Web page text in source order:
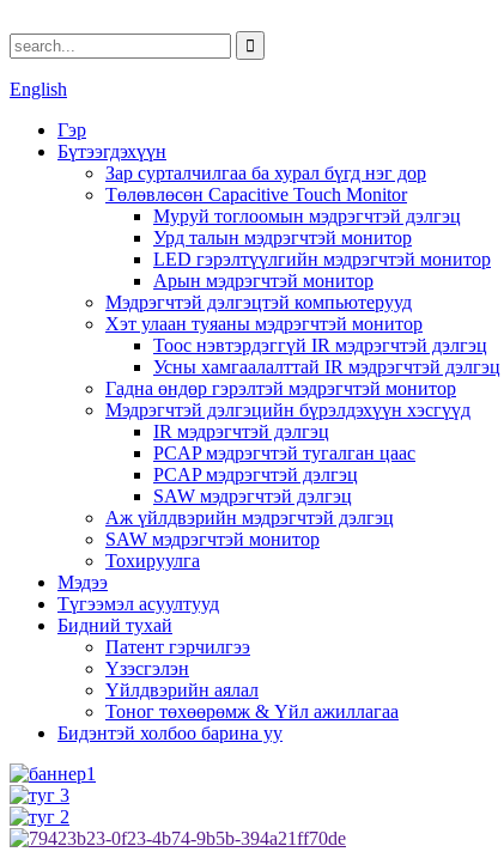
English
Гэр
Бүтээгдэхүүн
Зар сурталчилгаа ба хурал бүгд нэг дор
Төлөвлөсөн Capacitive Touch Monitor
Муруй тоглоомын мэдрэгчтэй дэлгэц
Урд талын мэдрэгчтэй монитор
LED гэрэлтүүлгийн мэдрэгчтэй монитор
Арын мэдрэгчтэй монитор
Мэдрэгчтэй дэлгэцтэй компьютерууд
Хэт улаан туяаны мэдрэгчтэй монитор
Тоос нэвтэрдэггүй IR мэдрэгчтэй дэлгэц
Усны хамгаалалттай IR мэдрэгчтэй дэлгэц
Гадна өндөр гэрэлтэй мэдрэгчтэй монитор
Мэдрэгчтэй дэлгэцийн бүрэлдэхүүн хэсгүүд
IR мэдрэгчтэй дэлгэц
PCAP мэдрэгчтэй тугалган цаас
PCAP мэдрэгчтэй дэлгэц
SAW мэдрэгчтэй дэлгэц
Аж үйлдвэрийн мэдрэгчтэй дэлгэц
SAW мэдрэгчтэй монитор
Тохируулга
Мэдээ
Түгээмэл асуултууд
Бидний тухай
Патент гэрчилгээ
Үзэсгэлэн
Үйлдвэрийн аялал
Тоног төхөөрөмж & Үйл ажиллагаа
Бидэнтэй холбоо барина уу